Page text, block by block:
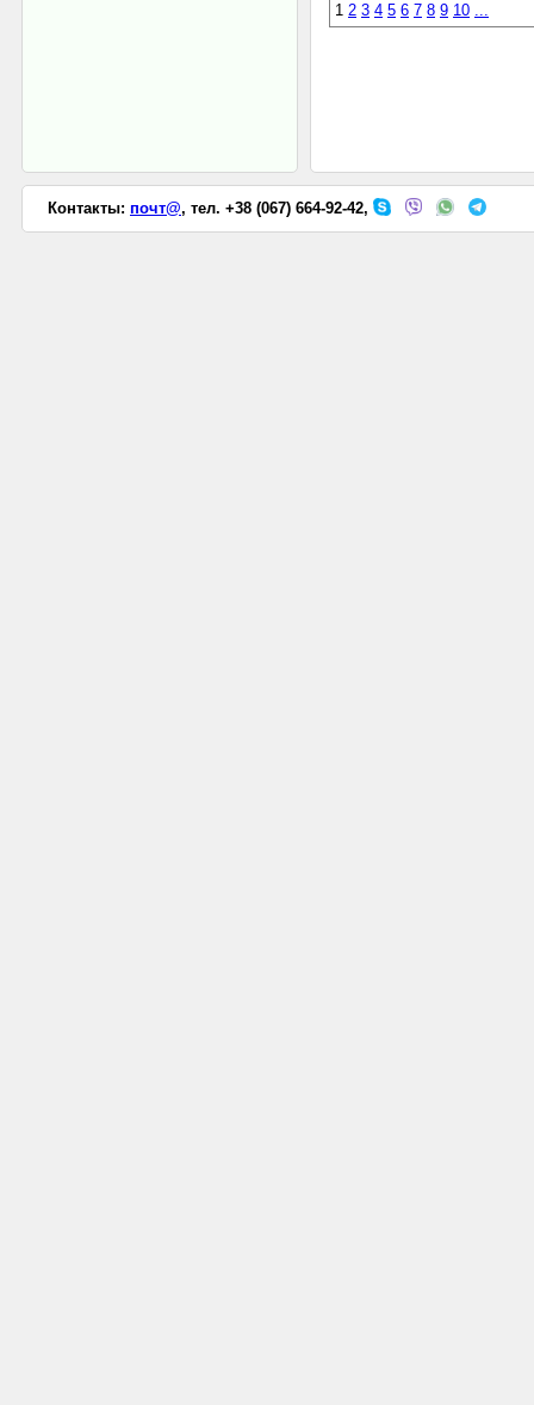
1 2 3 4 5 6 7 8 9 10 ...
Контакты: почт@, тел. +38 (067) 664-92-42,